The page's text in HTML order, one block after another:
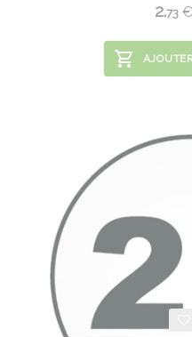
2.73 €